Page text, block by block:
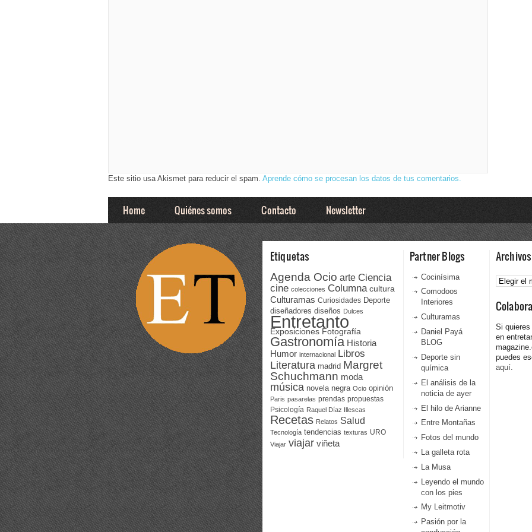
Este sitio usa Akismet para reducir el spam. Aprende cómo se procesan los datos de tus comentarios.
Home Quiénes somos Contacto Newsletter
Etiquetas
Agenda Ocio arte Ciencia
cine colecciones Columna cultura
Culturamas Curiosidades Deporte
diseñadores diseños Dulces
Entretanto
Exposiciones Fotografía
Gastronomía Historia
Humor internacional Libros
Literatura madrid Margret
Schuchmann moda
música novela negra Ocio opinión
Paris pasarelas prendas propuestas
Psicología Raquel Díaz Illescas
Recetas Relatos Salud
Tecnología tendencias texturas URO
Viajar viajar viñeta
Partner Blogs
Cocinísima
Comodoos
Interiores
Culturamas
Daniel Payá
BLOG
Deporte sin
química
El análisis de la
noticia de ayer
El hilo de Arianne
Entre Montañas
Fotos del mundo
La galleta rota
La Musa
Leyendo el mundo
con los pies
My Leitmotiv
Pasión por la
Archivos
Archivos
Si quieres
en
puedes
aquí.